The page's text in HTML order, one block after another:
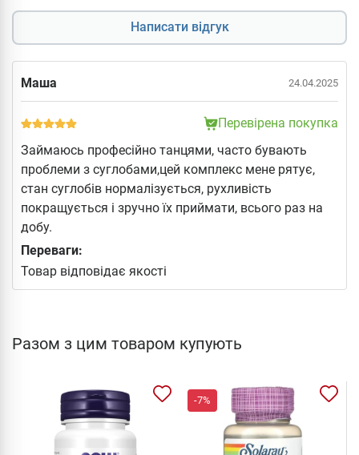
Написати відгук
Маша 24.04.2025
Перевірена покупка
Займаюсь професійно танцями, часто бувають
проблеми з суглобами,цей комплекс мене рятує,
стан суглобів нормалізується, рухливість
покращується і зручно їх приймати, всього раз на
добу.
Переваги:
Товар відповідає якості
Разом з цим товаром купують
-7%